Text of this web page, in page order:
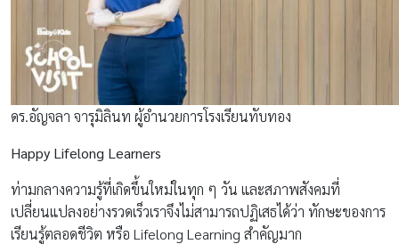
ดร.อัญจลา จารุมิลินท ผู้อำนวยการโรงเรียนทับทอง
Happy Lifelong Learners
ท่ามกลางความรู้ที่เกิดขึ้นใหม่ในทุก ๆ วัน และสภาพสังคมที่
เปลี่ยนแปลงอย่างรวดเร็วเราจึงไม่สามารถปฏิเสธได้ว่า ทักษะของการ
เรียนรู้ตลอดชีวิต หรือ Lifelong Learning สำคัญมาก